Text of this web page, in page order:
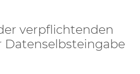
verpflichtenden
Datenselbsteingabe